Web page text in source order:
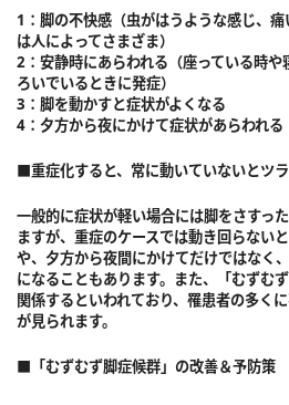
1：脚の不快感（虫がはうような感じ、
は人によってさまざま）
2：安静時にあらわれる（座っている時
ろいでいるときに発症）
3：脚を動かすと症状がよくなる
4：夕方から夜にかけて症状があらわれる
■重症化すると、常に動いていないとツ
一般的に症状が軽い場合には脚をさすっ
ますが、重症のケースでは動き回らない
や、夕方から夜間にかけてだけではなく
になることもあります。また、「むずむ
関係するといわれており、罹患者の多く
が見られます。
■「むずむず脚症候群」の改善＆予防策